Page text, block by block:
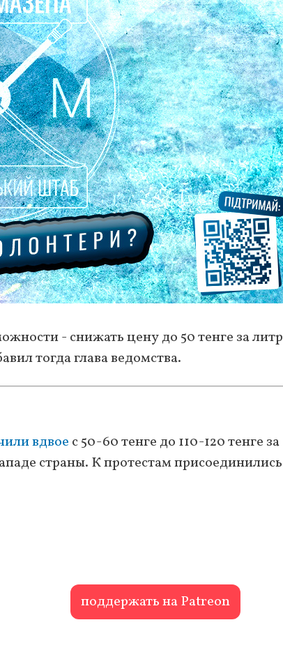
- снижать цену до 50 тенге за литр
тогда глава ведомства.
вдвое с 50-60 тенге до 110-120 тенге за
страны. К протестам присоединились
поддержать на Patreon